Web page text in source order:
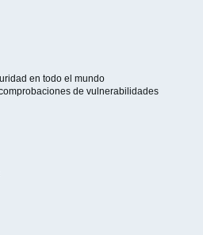
en todo el mundo
de vulnerabilidades